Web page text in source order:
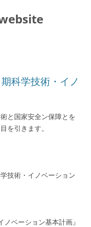
科学技術・イノ
と国家安全ン保障とを
を引きます。
技術・イノベーション
ベーション基本計画』